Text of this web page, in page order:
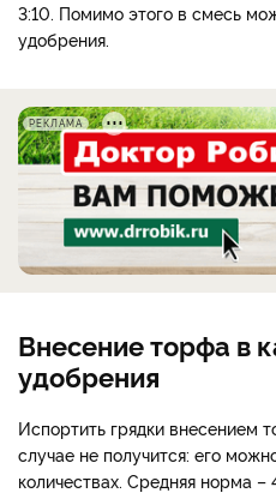
3:10. Помимо этого в смесь
удобрения.
РЕКЛАМА
Внесение торфа в
удобрения
Испортить грядки внесением
случае не получится: его
количествах. Средняя норма